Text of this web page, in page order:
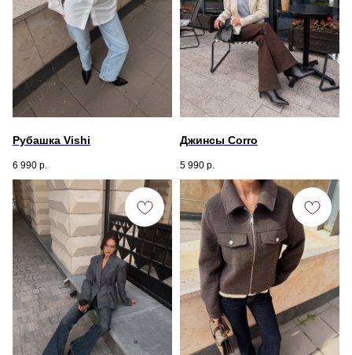
Рубашка Vishi
6 990 р.
Джинсы Corro
5 990 р.